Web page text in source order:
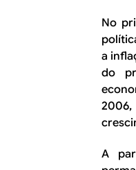
No
a
do
A